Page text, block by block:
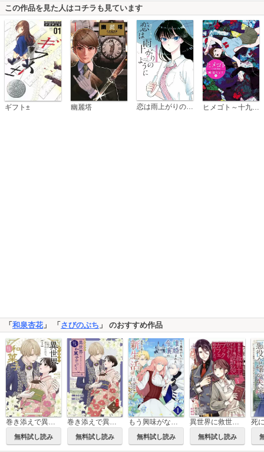
この作品を見た人はコチラも見ています
ギフト± 幽麗塔 恋は雨上がりのように
「 和泉杏花」 「 さびのぶち 」 のおすすめ作品
巻き添えで異世界に喚び出されたので、世界観無視して和菓子作ります
無料試し読み
巻き添えで異世界に喚び出されたので、世界観無視して和菓子作ります【単話】
無料試し読み
もう興味がないと離婚された令嬢の意外と楽しい新生活【単話】
無料試し読み
異世界に救世主として喚ばれましたが、アラサーには無理なので、ひっそりブックカフェ始めました。
無料試し読み